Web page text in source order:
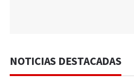
NOTICIAS DESTACADAS